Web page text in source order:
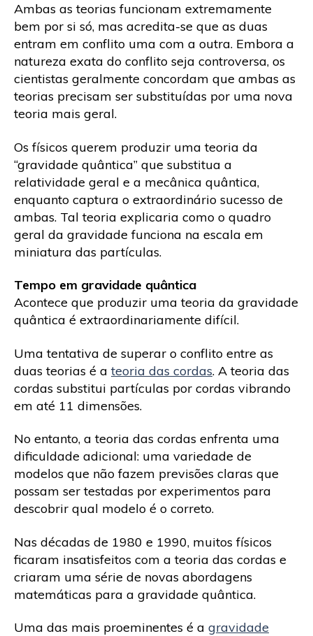
Ambas as teorias funcionam extremamente
bem por si só, mas acredita-se que as duas
entram em conflito uma com a outra. Embora a
natureza exata do conflito seja controversa, os
cientistas geralmente concordam que ambas as
teorias precisam ser substituídas por uma nova
teoria mais geral.
Os físicos querem produzir uma teoria da
“gravidade quântica” que substitua a
relatividade geral e a mecânica quântica,
enquanto captura o extraordinário sucesso de
ambas. Tal teoria explicaria como o quadro
geral da gravidade funciona na escala em
miniatura das partículas.
Tempo em gravidade quântica
Acontece que produzir uma teoria da gravidade
quântica é extraordinariamente difícil.
Uma tentativa de superar o conflito entre as
duas teorias é a teoria das cordas. A teoria das
cordas substitui partículas por cordas vibrando
em até 11 dimensões.
No entanto, a teoria das cordas enfrenta uma
dificuldade adicional: uma variedade de
modelos que não fazem previsões claras que
possam ser testadas por experimentos para
descobrir qual modelo é o correto.
Nas décadas de 1980 e 1990, muitos físicos
ficaram insatisfeitos com a teoria das cordas e
criaram uma série de novas abordagens
matemáticas para a gravidade quântica.
Uma das mais proeminentes é a gravidade